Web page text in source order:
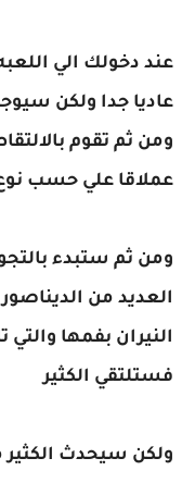
عند دخولك الي
عاديا جدا ولكن
ومن ثم تقوم
عملاقا علي حسب
ومن ثم ستبدء
العديد من
النيران بفمها والتي
فستلتقي الكثير
ولكن سيحدث الكثير